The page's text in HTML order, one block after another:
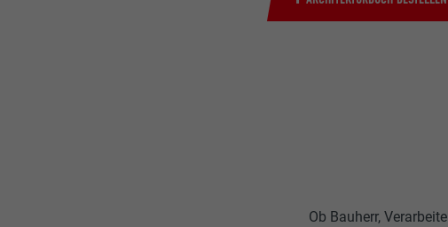
Ob Bauherr,